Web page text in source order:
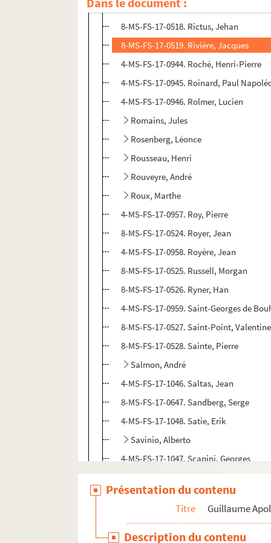
4-MS-FS-17-0943. Richard, Marius
8-MS-FS-17-0518. Rictus, Jehan
8-MS-FS-17-0519. Rivière, Jacques
4-MS-FS-17-0944. Roché, Henri-Pierre
4-MS-FS-17-0945. Roinard, Paul
4-MS-FS-17-0946. Rolmer, Lucien
Romains, Jules
Rosenberg, Léonce
Rousseau, Henri
Rouveyre, André
Roux, Marthe
4-MS-FS-17-0957. Roy, Pierre
8-MS-FS-17-0524. Royer, Jean
4-MS-FS-17-0958. Royère, Jean
8-MS-FS-17-0525. Russell, Morgan
8-MS-FS-17-0526. Ryner, Han
4-MS-FS-17-0959. Saint-Georges de
8-MS-FS-17-0527. Saint-Point,
8-MS-FS-17-0528. Sainte, Pierre
Salmon, André
4-MS-FS-17-1046. Saltas, Jean
8-MS-FS-17-0647. Sandberg, Serge
4-MS-FS-17-1048. Satie, Erik
Savinio, Alberto
4-MS-FS-17-1047. Scapini, Georges
4-MS-FS-17-1051. Sert, Misia
Sève, Jean
8-MS-FS-17-0649. Séverac, Déodat de
8-MS-FS-17-0650. Séverine
Présentation du contenu
Titre Guillaume
Description du contenu